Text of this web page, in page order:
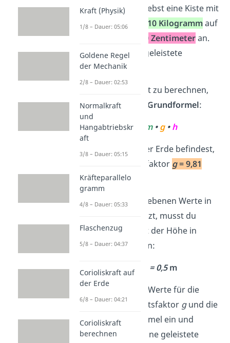
Stell dir vor, du hebst eine Kiste mit
einer Masse von
10 Kilogrammauf
50 Zentimeteran.
Wie groß ist die geleistete
Hubarbeit?
Um die Hubarbeit zu berechnen,
benötigst du die
Grundformel:
WH m•g•h
Da du dich auf der Erde befindest,
beträgt der Ortsfaktor g= 9,81
m/s2.
Bevor du die gegebenen Werte in
die Formel einsetzt, musst du
zuerst die Einheit der Höhe in
Meter umrechnen:
50
= 0,5m
Jetzt setzt du die Werte für die
Massem, den Ortsfaktor gund die
Höhehin die Formel ein und
kommst so auf eine geleistete
Kraft (Physik)
1/8 – Dauer: 05:06
Goldene Regel
der Mechanik
2/8 – Dauer: 02:53
Normalkraft
und
Hangabtriebskr
aft
3/8 – Dauer: 05:15
Kräfteparallelo
gramm
4/8 – Dauer: 05:33
Flaschenzug
5/8 – Dauer: 04:37
Corioliskraft auf
der Erde
6/8 – Dauer: 04:21
Corioliskraft
berechnen